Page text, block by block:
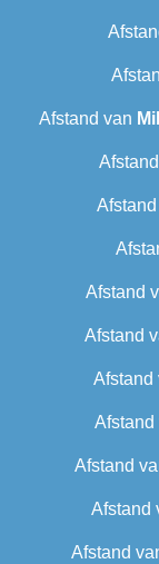
Afstand van
Afstand
Afstand
Afstand
Afstand
Afstand
Afstand
Afstand